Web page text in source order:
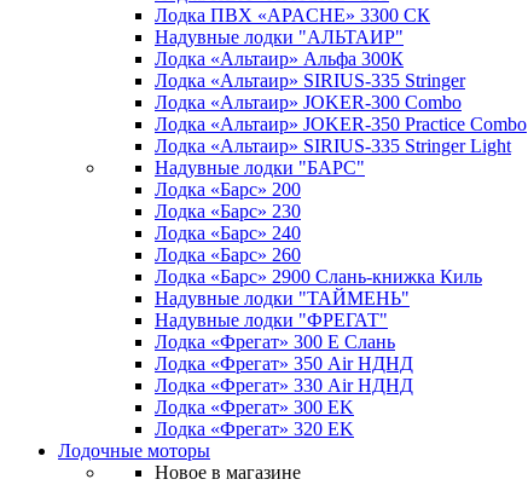
Лодка ПВХ «APACHE» 3300 СК
Надувные лодки "АЛЬТАИР"
Лодка «Альтаир» Альфа 300К
Лодка «Альтаир» SIRIUS-335 Stringer
Лодка «Альтаир» JOKER-300 Combo
Лодка «Альтаир» JOKER-350 Practice Combo
Лодка «Альтаир» SIRIUS-335 Stringer Light
Надувные лодки "БАРС"
Лодка «Барс» 200
Лодка «Барс» 230
Лодка «Барс» 240
Лодка «Барс» 260
Лодка «Барс» 2900 Слань-книжка Киль
Надувные лодки "ТАЙМЕНЬ"
Надувные лодки "ФРЕГАТ"
Лодка «Фрегат» 300 Е Слань
Лодка «Фрегат» 350 Air НДНД
Лодка «Фрегат» 330 Air НДНД
Лодка «Фрегат» 300 ЕK
Лодка «Фрегат» 320 ЕK
Лодочные моторы
Новое в магазине